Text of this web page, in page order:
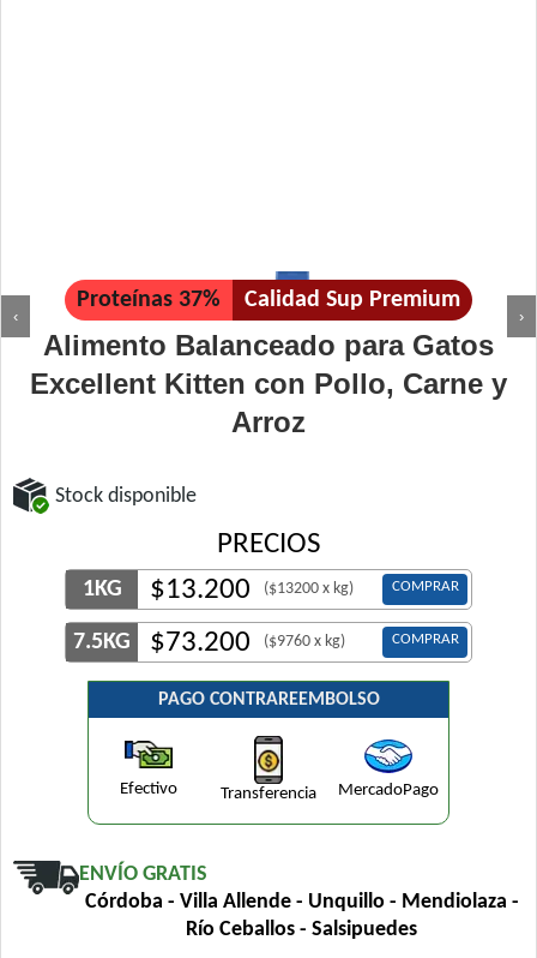
‹ ›
Proteínas 37% Calidad Sup Premium
Alimento Balanceado para Gatos
Excellent Kitten con Pollo, Carne y
Arroz
Stock disponible
PRECIOS
1KG $13.200 ($13200 x kg) COMPRAR
7.5KG $73.200 ($9760 x kg) COMPRAR
PAGO CONTRAREEMBOLSO
Efectivo Transferencia MercadoPago
ENVÍO GRATIS
Córdoba - Villa Allende - Unquillo - Mendiolaza -
Río Ceballos - Salsipuedes